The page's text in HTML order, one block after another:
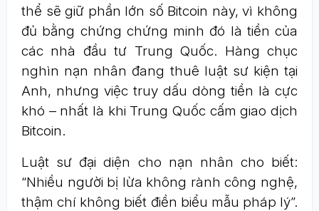
thể sẽ giữ phần lớn số Bitcoin này, vì không
đủ bằng chứng chứng minh đó là tiền của
các nhà đầu tư Trung Quốc. Hàng chục
nghìn nạn nhân đang thuê luật sư kiện tại
Anh, nhưng việc truy dấu dòng tiền là cực
khó – nhất là khi Trung Quốc cấm giao dịch
Bitcoin.
Luật sư đại diện cho nạn nhân cho biết:
“Nhiều người bị lừa không rành công nghệ,
thậm chí không biết điền biểu mẫu pháp lý”.